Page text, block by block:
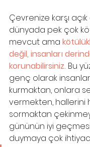
Çevrenize karşı
dünyada pek çok
mevcut ama
değil, insanları
korunabilirsiniz. Bu
genç olarak
kurmaktan, onlara
vermekten, hallerini
sormaktan
gününün iyi
duymaya çok